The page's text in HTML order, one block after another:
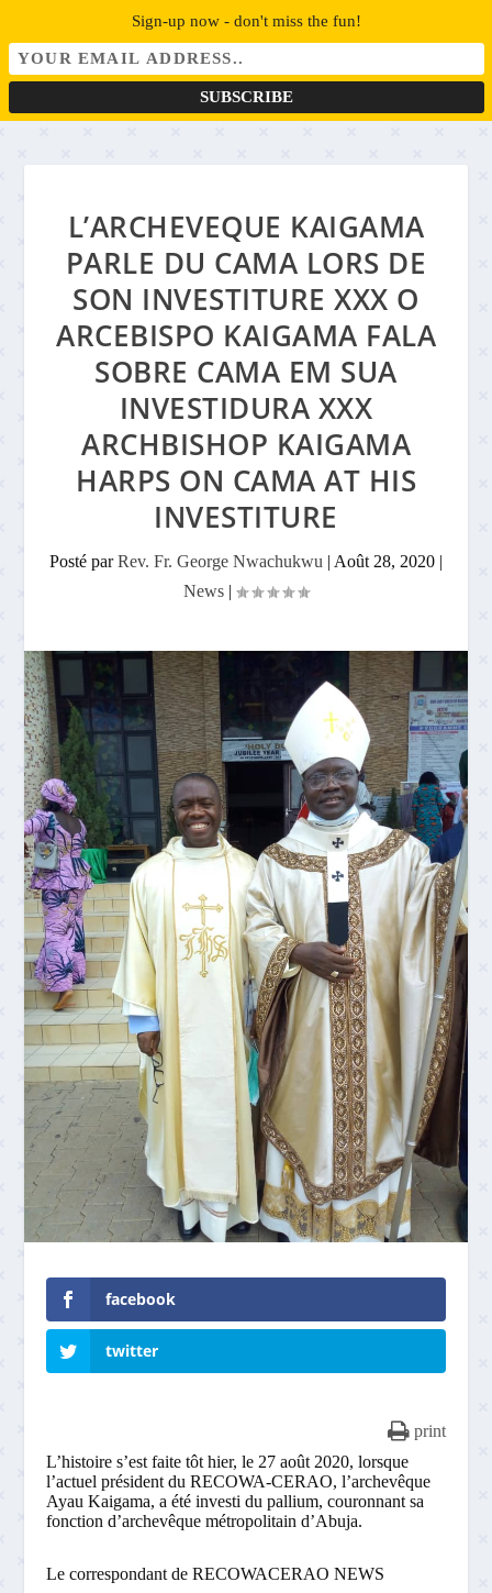
L’ARCHEVEQUE KAIGAMA
PARLE DU CAMA LORS DE
SON INVESTITURE XXX O
ARCEBISPO KAIGAMA FALA
SOBRE CAMA EM SUA
INVESTIDURA XXX
ARCHBISHOP KAIGAMA
HARPS ON CAMA AT HIS
INVESTITURE
Posté parRev. Fr. George Nwachukwu | Août 28, 2020 |
News |
facebook
twitter
print
L’histoire s’est faite tôt hier, le 27 août 2020, lorsque
l’actuel président du RECOWA-CERAO, l’archevêque
Ayau Kaigama, a été investi du pallium, couronnant sa
fonction d’archevêque métropolitain d’Abuja.
Le correspondant de RECOWACERAO NEWS
Sign-up now - don't miss the fun!